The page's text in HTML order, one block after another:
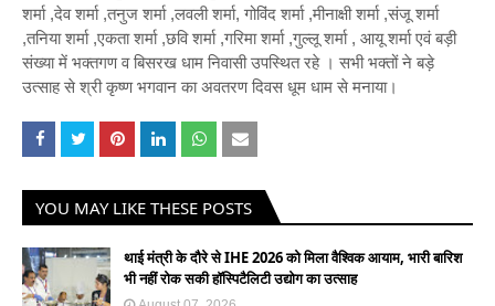
शर्मा ,देव शर्मा ,तनुज शर्मा ,लवली शर्मा, गोविंद शर्मा ,मीनाक्षी शर्मा ,संजू शर्मा
,तनिया शर्मा ,एकता शर्मा ,छवि शर्मा ,गरिमा शर्मा ,गुल्लू शर्मा , आयू शर्मा एवं बड़ी
संख्या में भक्तगण व बिसरख धाम निवासी उपस्थित रहे । सभी भक्तों ने बड़े
उत्साह से श्री कृष्ण भगवान का अवतरण दिवस धूम धाम से मनाया।
YOU MAY LIKE THESE POSTS
थाई मंत्री के दौरे से IHE 2026 को मिला वैश्विक आयाम, भारी बारिश
भी नहीं रोक सकी हॉस्पिटैलिटी उद्योग का उत्साह